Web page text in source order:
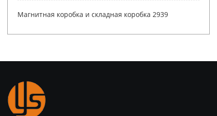
Бесплатный дизайн, индивидуальный логотип,
застежкой, роскошная упаковка для ногтей,